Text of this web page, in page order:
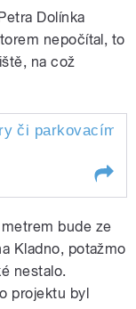
Dolínka
nepočítal, to
na což
či parkovacími
bude ze
Kladno, potažmo
nestalo.
projektu byl